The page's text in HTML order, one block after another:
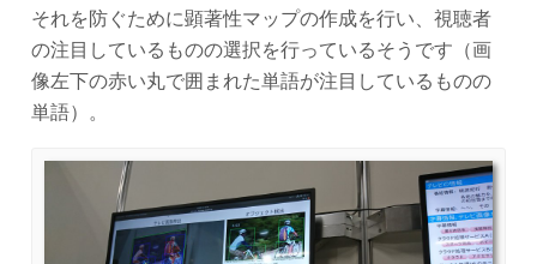
それを防ぐために顕著性マップの作成を行い、視聴者
の注目しているものの選択を行っているそうです（画
像左下の赤い丸で囲まれた単語が注目しているものの
単語）。